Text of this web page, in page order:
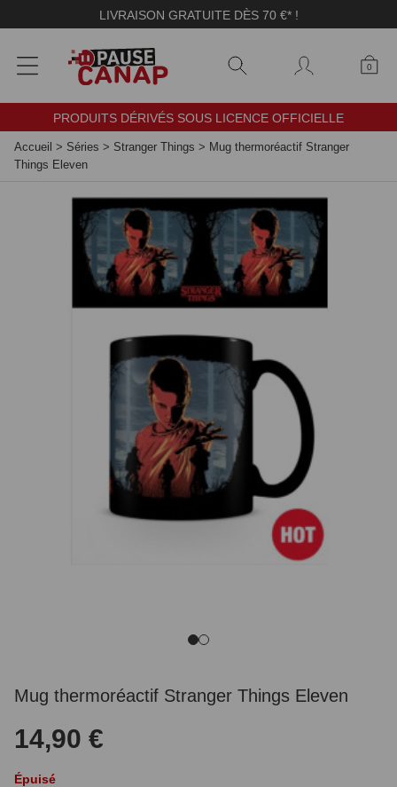
LIVRAISON GRATUITE DÈS 70 €* !
0
PRODUITS DÉRIVÉS SOUS LICENCE OFFICIELLE
Accueil > Séries > Stranger Things > Mug thermoréactif Stranger
Things Eleven
Mug thermoréactif Stranger Things Eleven
14,90 €
Épuisé
Panneau de gestion des cookies